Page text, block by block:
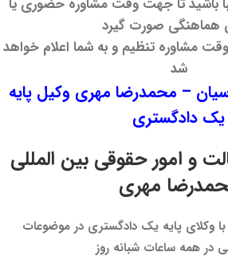
باشید تا جهت وقت مشاوره حضوری یا
هماهنگی صورت گیرد
12 ساعت وقت مشاوره تنظیم و به شما اعلام خواهد
شد
– محمدرضا مهری وکیل پایه
یک دادگستری
و امور حقوقی بین المللی
مهری
وکلای پایه یک دادگستری در موضوعات
همه ساعات شبانه روز